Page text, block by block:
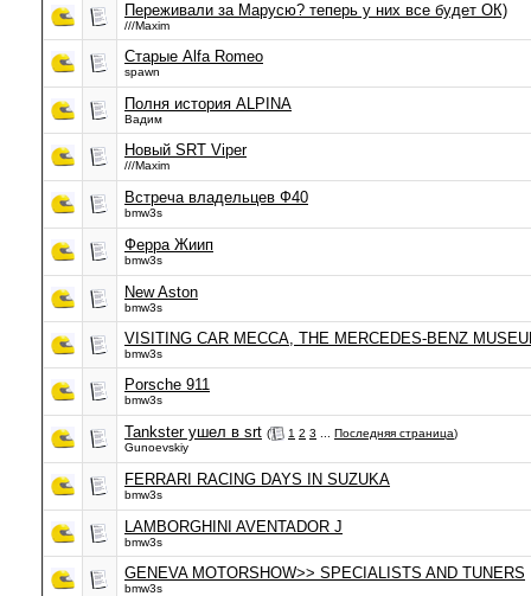
Переживали за Марусю? теперь у них все будет ОК)
///Maxim
Старые Alfa Romeo
spawn
Полня история ALPINA
Вадим
Новый SRT Viper
///Maxim
Встреча владельцев Ф40
bmw3s
Ферра Жиип
bmw3s
New Aston
bmw3s
VISITING CAR MECCA, THE MERCEDES-BENZ
bmw3s
Porsche 911
bmw3s
Tankster ушел в srt ( 1 2 3 Последняя страница)
Gunoevskiy
FERRARI RACING DAYS IN SUZUKA
bmw3s
LAMBORGHINI AVENTADOR J
bmw3s
GENEVA MOTORSHOW>> SPECIALISTS AND TUNERS
bmw3s